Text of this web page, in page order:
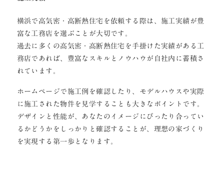
横浜で高気密・高断熱住宅を依頼する際は、施工実績が豊
富な工務店を選ぶことが大切です。
過去に多くの高気密・高断熱住宅を手掛けた実績がある工
務店であれば、豊富なスキルとノウハウが自社内に蓄積さ
れています。
ホームページで施工例を確認したり、モデルハウスや実際
に施工された物件を見学することも大きなポイントです。
デザインと性能が、あなたのイメージにぴったり合ってい
るかどうかをしっかりと確認することが、理想の家づくり
を実現する第一歩となります。